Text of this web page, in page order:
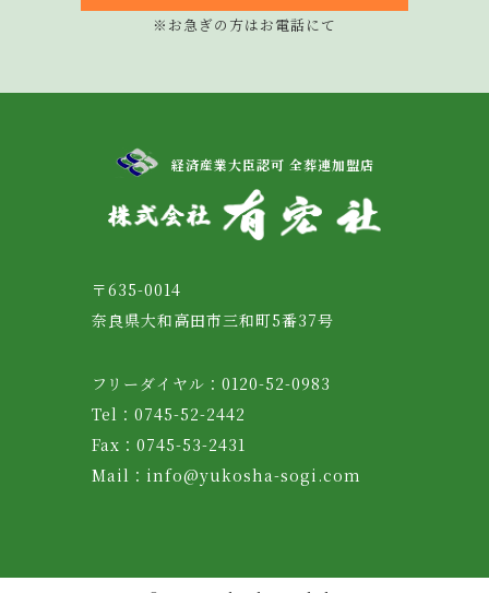
※お急ぎの方はお電話にて
経済産業大臣認可 全葬連加盟店
〒635-0014
奈良県大和高田市三和町5番37号
フリーダイヤル：0120-52-0983
Tel：0745-52-2442
Fax：0745-53-2431
Mail：info@yukosha-sogi.com